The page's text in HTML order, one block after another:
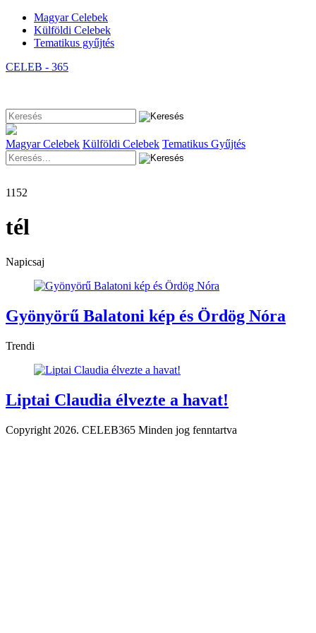
Magyar Celebek
Külföldi Celebek
Tematikus gyűjtés
CELEB - 365
Magyar Celebek Külföldi Celebek Tematikus Gyűjtés
1152
tél
Napicsaj
Gyönyörű Balatoni kép és Ördög Nóra
Trendi
Liptai Claudia élvezte a havat!
Copyright 2026. CELEB365 Minden jog fenntartva